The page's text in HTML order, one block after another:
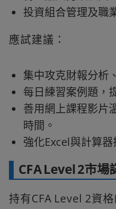
投資組合管理及職
應試建議：
集中攻克財報分析
每日練習案例題，
善用網上課程影片
時間。
強化Excel與計算
CFA Level 2市場
持有CFA Level 2資